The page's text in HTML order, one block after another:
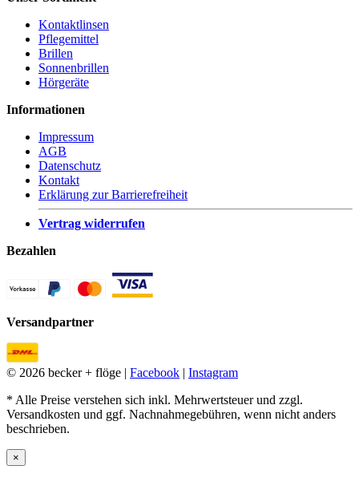
Kontaktlinsen
Pflegemittel
Brillen
Sonnenbrillen
Hörgeräte
Informationen
Impressum
AGB
Datenschutz
Kontakt
Erklärung zur Barrierefreiheit
Vertrag widerrufen
Bezahlen
Versandpartner
© 2026 becker + flöge | Facebook | Instagram
* Alle Preise verstehen sich inkl. Mehrwertsteuer und zzgl.
Versandkosten und ggf. Nachnahmegebühren, wenn nicht anders
beschrieben.
×